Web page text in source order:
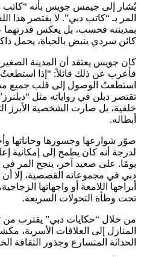
يُشار إلى جيمس جويس بأنه “كاتب
المر بـ “كاتب دبي”. لا يقتصر
بمدينته فحسب، بل يعكس قدرتهما
كائن سردي ينبض بالحياة، يحمل
كان جويس يعتقد أن المدينة
فأعرب عن ذلك قائلاً: “إذا
استطعتُ الوصول إلى قلب جميع
تقتصر دبلن في رواياته مثل
خلفية، بل صارت الشخصية الأبرز
أبطاله.
صوّر شوارعها وجسورها وحاناتها
لدرجة أنه كان يطمح إلى إمكانية
يومًا. على صعيد آخر، ينجح المر
دبي في مجموعاته القصصية، إلا أن
أبراجها اللامعة أو واجهاتها
تحت وطأة التحولات السريعة.
من خلال “حكايات دبي” يقترب من
المنازل إلى العلاقات الأسرية،
الحداثة المتسارع وجذور الثقافة